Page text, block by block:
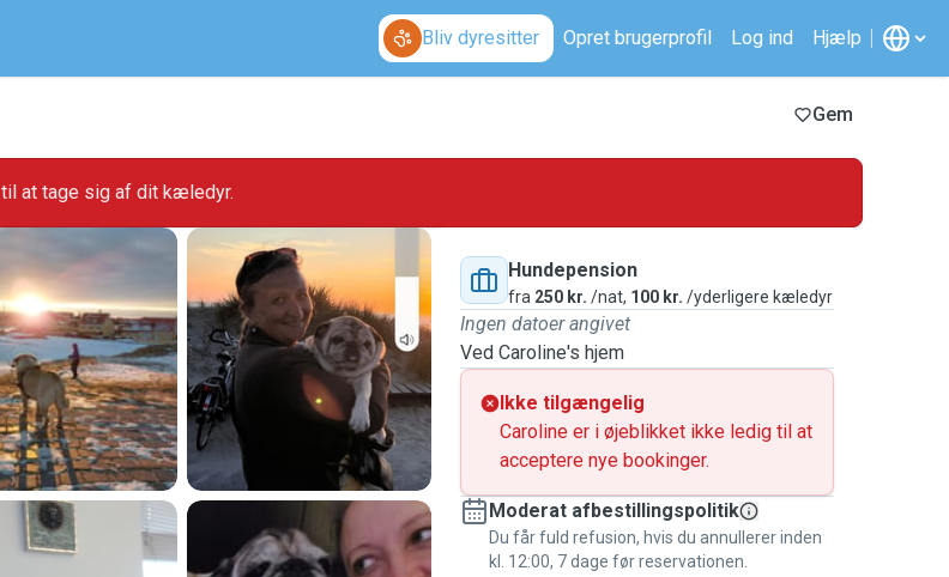
Bliv dyresitter Opret brugerprofil Log ind Hjælp
Gem
til at tage sig af dit kæledyr.
Hundepension
fra 250 kr. /nat, 100 kr. /yderligere kæledyr
Ingen datoer angivet
Ved Caroline's hjem
Ikke tilgængelig
Caroline er i øjeblikket ikke ledig til at
acceptere nye bookinger.
Moderat afbestillingspolitik
Du får fuld refusion, hvis du annullerer inden
kl. 12:00, 7 dage før reservationen.